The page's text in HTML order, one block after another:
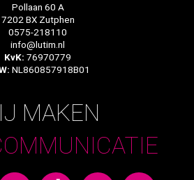
Pollaan 60 A
7202 BX Zutphen
0575-218110
info@lutim.nl
KvK: 76970779
NL860857918B01
MAKEN